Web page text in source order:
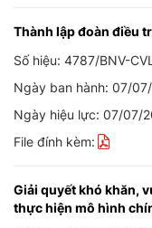
Thành lập đoàn điều
Số hiệu: 4787/BNV-CVL
Ngày ban hành: 07/
Ngày hiệu lực: 07/07/
File đính kèm:
Giải quyết khó khăn,
thực hiện mô hình